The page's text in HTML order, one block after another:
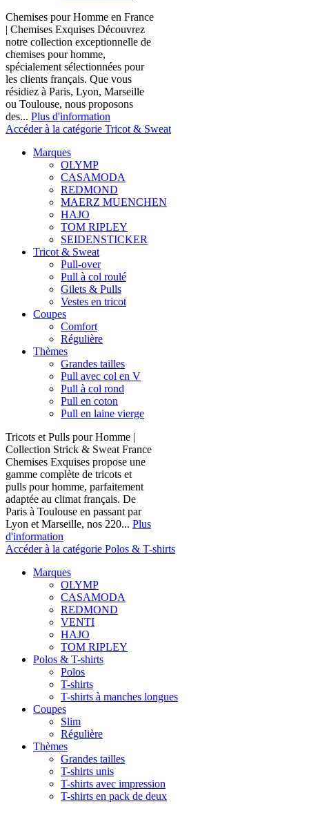
Chemises pour Homme en France
| Chemises Exquises Découvrez
notre collection exceptionnelle de
chemises pour homme,
spécialement sélectionnées pour
les clients français. Que vous
résidiez à Paris, Lyon, Marseille
ou Toulouse, nous proposons
des... Plus d'information
Accéder à la catégorie Tricot & Sweat
Marques
OLYMP
CASAMODA
REDMOND
MAERZ MUENCHEN
HAJO
TOM RIPLEY
SEIDENSTICKER
Tricot & Sweat
Pull-over
Pull à col roulé
Gilets & Pulls
Vestes en tricot
Coupes
Comfort
Régulière
Thèmes
Grandes tailles
Pull avec col en V
Pull à col rond
Pull en coton
Pull en laine vierge
Tricots et Pulls pour Homme |
Collection Strick & Sweat France
Chemises Exquises propose une
gamme complète de tricots et
pulls pour homme, parfaitement
adaptée au climat français. De
Paris à Toulouse en passant par
Lyon et Marseille, nos 220... Plus
d'information
Accéder à la catégorie Polos & T-shirts
Marques
OLYMP
CASAMODA
REDMOND
VENTI
HAJO
TOM RIPLEY
Polos & T-shirts
Polos
T-shirts
T-shirts à manches longues
Coupes
Slim
Régulière
Thèmes
Grandes tailles
T-shirts unis
T-shirts avec impression
T-shirts en pack de deux